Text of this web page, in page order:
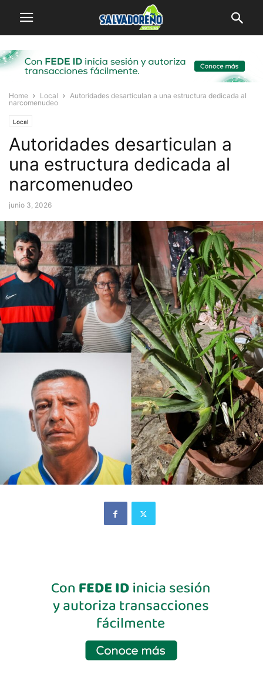
Home Local
Autoridades desarticulan a una estructura dedicada al
narcomenudeo
Local
Autoridades desarticulan a
una estructura dedicada al
narcomenudeo
junio 3, 2026